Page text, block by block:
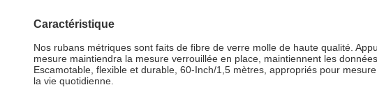
Caractéristique
Nos rubans métriques sont faits de fibre de verre molle de haute qualité.
mesure maintiendra la mesure verrouillée en place, maintiennent les
Escamotable, flexible et durable, 60-Inch/1,5 mètres, appropriés pour
la vie quotidienne.